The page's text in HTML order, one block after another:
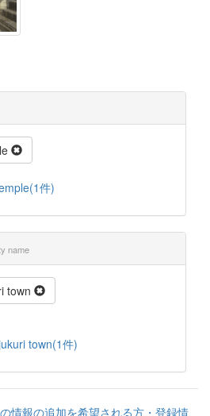
件)
name
town
town(1件)
情報の追加を希望される方・登録情